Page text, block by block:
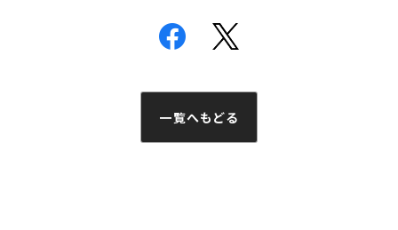
一覧へもどる